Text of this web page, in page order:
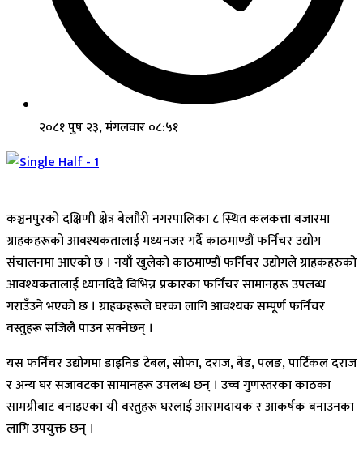
२०८१ पुष २३, मंगलवार ०८:५१
कञ्चनपुरको दक्षिणी क्षेत्र बेलाौरी नगरपालिका ८ स्थित कलकत्ता बजारमा
ग्राहकहरूको आवश्यकतालाई मध्यनजर गर्दै काठमाण्डौं फर्निचर उद्योग
संचालनमा आएको छ । नयाँ खुलेको काठमाण्डौं फर्निचर उद्योगले ग्राहकहरुको
आवश्यकतालाई ध्यानदिदै विभिन्न प्रकारका फर्निचर सामानहरू उपलब्ध
गराउँउने भएको छ । ग्राहकहरूले घरका लागि आवश्यक सम्पूर्ण फर्निचर
वस्तुहरू सजिलै पाउन सक्नेछन् ।
यस फर्निचर उद्योगमा डाइनिङ टेबल, सोफा, दराज, बेड, पलङ, पार्टिकल दराज
र अन्य घर सजावटका सामानहरू उपलब्ध छन् । उच्च गुणस्तरका काठका
सामग्रीबाट बनाइएका यी वस्तुहरू घरलाई आरामदायक र आकर्षक बनाउनका
लागि उपयुक्त छन् ।